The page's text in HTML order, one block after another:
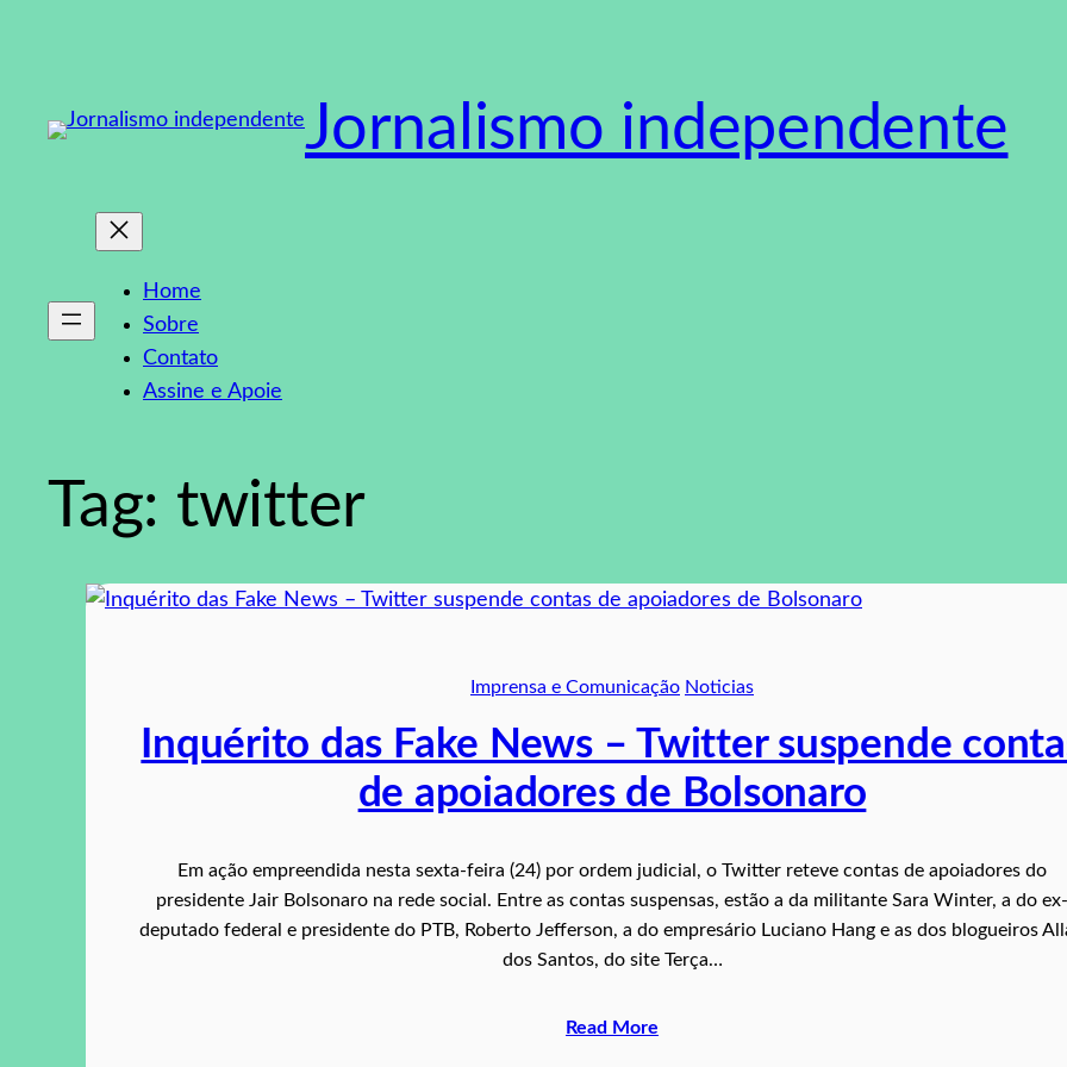
conteúdo
Jornalismo independente
Home
Sobre
Contato
Assine e Apoie
Tag: twitter
Imprensa e Comunicação Noticias
Inquérito das Fake News – Twitter suspende
de apoiadores de Bolsonaro
Em ação empreendida nesta sexta-feira (24) por ordem judicial, o Twitter reteve contas de apoiadores do
presidente Jair Bolsonaro na rede social. Entre as contas suspensas, estão a da militante Sara Winter, a do ex-
deputado federal e presidente do PTB, Roberto Jefferson, a do empresário Luciano Hang e as dos blogueiros
dos Santos, do site Terça…
Read More